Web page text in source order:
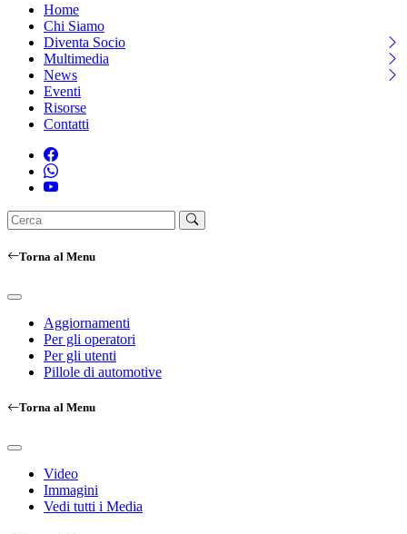
Home
Chi Siamo
Diventa Socio
Multimedia
News
Eventi
Risorse
Contatti
Torna al Menu
Aggiornamenti
Per gli operatori
Per gli utenti
Pillole di automotive
Torna al Menu
Video
Immagini
Vedi tutti i Media